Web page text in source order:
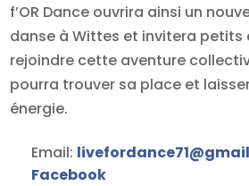
f’OR Dance ouvrira ainsi un
danse à Wittes et invitera petits
rejoindre cette aventure
pourra trouver sa place et
énergie.
Email: livefordance71@
Facebook